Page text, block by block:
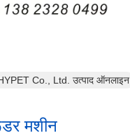
Co., Ltd. उत्पाद ऑनलाइन
मशीन